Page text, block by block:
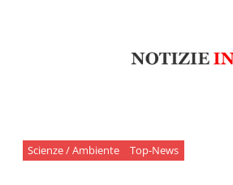
Scienze / Ambiente Top-News